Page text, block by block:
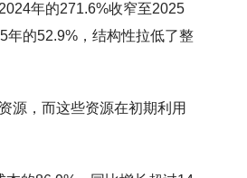
年的271.6%收窄至2025
年的52.9%，结构性拉低了整
源，而这些资源在初期利用